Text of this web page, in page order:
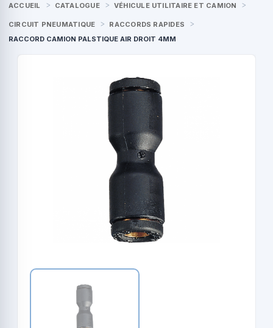
ACCUEIL CATALOGUE VÉHICULE UTILITAIRE ET CAMION
CIRCUIT PNEUMATIQUE
RACCORDS RAPIDES
RACCORD CAMION PALSTIQUE AIR DROIT 4MM